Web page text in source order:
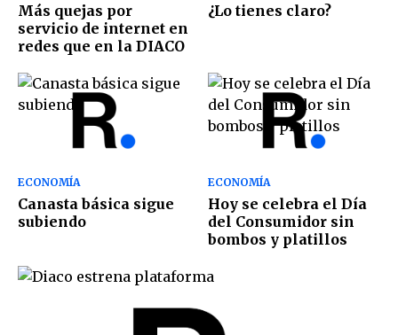
Más quejas por
servicio de internet en
redes que en la DIACO
¿Lo tienes claro?
ECONOMÍA
Canasta básica sigue
subiendo
ECONOMÍA
Hoy se celebra el Día
del Consumidor sin
bombos y platillos